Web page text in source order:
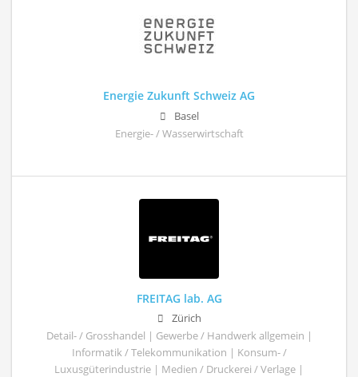
Energie Zukunft Schweiz AG
Basel
Energie- / Wasserwirtschaft
FREITAG lab. AG
Zürich
Detail- / Grosshandel | Gewerbe / Handwerk allgemein |
Informatik / Telekommunikation | Konsum- /
Luxusgüterindustrie | Medien / Druckerei / Verlage |